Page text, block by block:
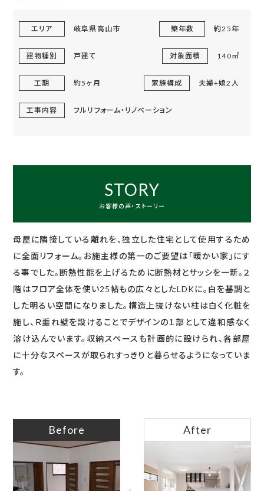
エリア 岐阜県高山市 築年数 約25年
建物種別 戸建て 対象面積 140㎡
工期 約5ヶ月 家族構成 夫婦+娘2人
工事内容 フルリフォーム・リノベーション
STORY
お客様の声・ストーリー
母屋に隣接している離れを、独立した住宅として使用するため
に全面リフォーム。お施主様の第一のご要望は「暖かい家」にす
る事でした。断熱性能を上げるために断熱材とサッシを一新。２
階はフロア全体を使い25帖もの広々としたLDKに。白を基調と
した明るい空間になりました。構造上抜けない柱は白く化粧を
施し、Ｒ垂れ壁を設けることでデザインの１部として違和感なく
溶け込んでいます。収納スペースも計画的に設けられ、各部屋
に十分なスペースが取られすっきりと暮らせるようになっていま
す。
Before After